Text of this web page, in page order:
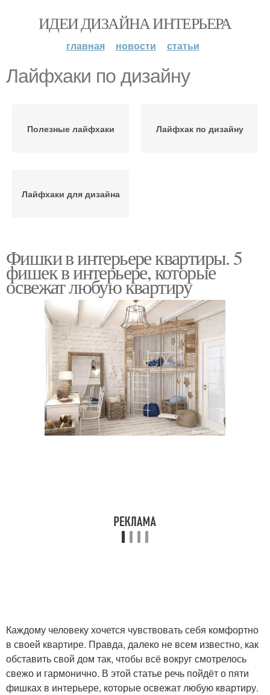
ИДЕИ ДИЗАЙНА ИНТЕРЬЕРА
главная новости статьи
Лайфхаки по дизайну
Полезные лайфхаки Лайфхак по дизайну
Лайфхаки для дизайна
Фишки в интерьере квартиры. 5
фишек в интерьере, которые
освежат любую квартиру
Каждому человеку хочется чувствовать себя комфортно
в своей квартире. Правда, далеко не всем известно, как
обставить свой дом так, чтобы всё вокруг смотрелось
свежо и гармонично. В этой статье речь пойдёт о пяти
фишках в интерьере, которые освежат любую квартиру.